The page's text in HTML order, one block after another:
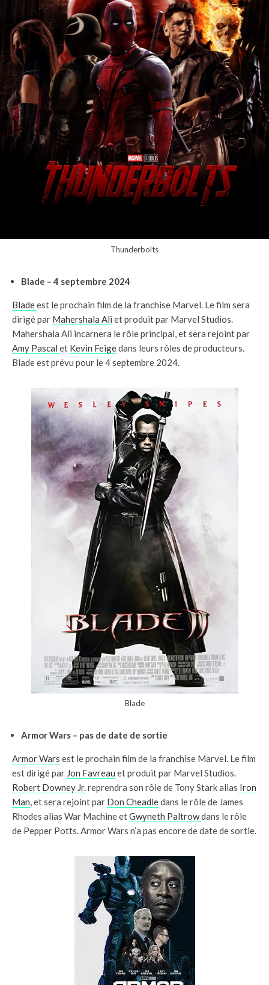
Thunderbolts
Blade – 4 septembre 2024
Bladeest le prochain film de la franchise Marvel. Le film sera
dirigé par Mahershala Ali et produit par Marvel Studios.
Mahershala Ali incarnera le rôle principal, et sera rejoint par
Amy Pascal et Kevin Feigedans leurs rôles de producteurs.
Blade est prévu pour le 4 septembre 2024.
Blade
Armor Wars – pas de date de sortie
Armor Wars est le prochain film de la franchise Marvel. Le film
est dirigé par Jon Favreau et produit par Marvel Studios.
Robert Downey Jr.reprendra son rôle de Tony Stark alias Iron
Man, et sera rejoint par Don Cheadledans le rôle de James
Rhodes alias War Machine etGwyneth Paltrowdans le rôle
de Pepper Potts. Armor Wars n’a pas encore de date de sortie.